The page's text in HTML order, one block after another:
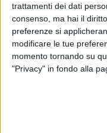
trattamenti dei dati
consenso, ma hai il
preferenze si
modificare le tue
momento tornando su
"Privacy" in fondo alla
ITALIA - 11
Taiwan
italiano
2 CORATO - 7
Con